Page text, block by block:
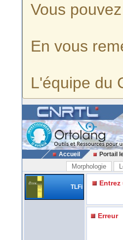
Vous
En vous
L'équipe du
Accueil Portail
Morphologie
TLFi Entrez
Erreur